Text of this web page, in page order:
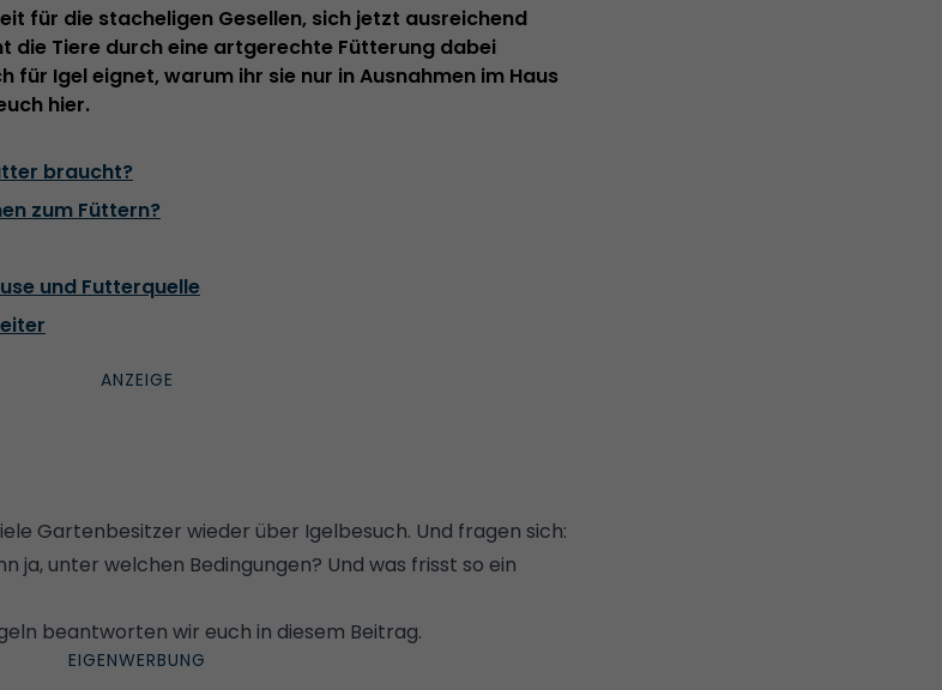
für die stacheligen Gesellen, sich jetzt ausreichend
die Tiere durch eine artgerechte Fütterung dabei
für Igel eignet, warum ihr sie nur in Ausnahmen im Haus
hier.
braucht?
zum Füttern?
und Futterquelle
Gartenbesitzer wieder über Igelbesuch. Und fragen sich:
ja, unter welchen Bedingungen? Und was frisst so ein
beantworten wir euch in diesem Beitrag.